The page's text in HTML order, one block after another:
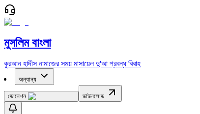
মুসলিম বাংলা
কুরআন হাদীস নামাজের সময় মাসায়েল দু'আ প্রবন্ধ বিবাহ
অন্যান্য
ডোনেশন ডাউনলোড